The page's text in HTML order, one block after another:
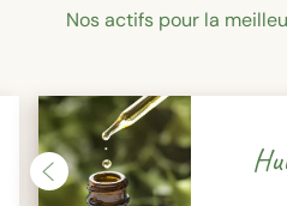
Nos actifs pour la